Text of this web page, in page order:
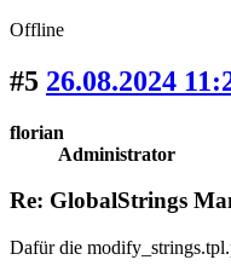
Offline
#5 26.08.2024
florian
Administrator
Re: GlobalStrings
Dafür die